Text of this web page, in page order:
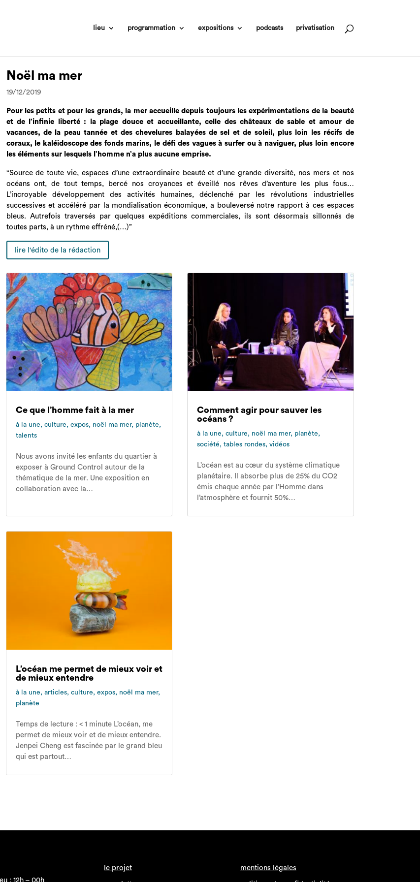
lieu programmation expositions podcasts privatisation
Noël ma mer
19/12/2019
Pour les petits et pour les grands, la mer accueille depuis toujours les expérimentations de la beauté
et de l’infinie liberté : la plage douce et accueillante, celle des châteaux de sable et amour de
vacances, de la peau tannée et des chevelures balayées de sel et de soleil, plus loin les récifs de
coraux, le kaléidoscope des fonds marins, le défi des vagues à surfer ou à naviguer, plus loin encore
les éléments sur lesquels l’homme n’a plus aucune emprise.
“Source de toute vie, espaces d’une extraordinaire beauté et d’une grande diversité, nos mers et nos
océans ont, de tout temps, bercé nos croyances et éveillé nos rêves d’aventure les plus fous…
L’incroyable développement des activités humaines, déclenché par les révolutions industrielles
successives et accéléré par la mondialisation économique, a bouleversé notre rapport à ces espaces
bleus. Autrefois traversés par quelques expéditions commerciales, ils sont désormais sillonnés de
toutes parts, à un rythme effréné,(…)”
lire l'édito de la rédaction
Ce que l’homme fait à la mer
à la une, culture, expos, noël ma mer, planète,
talents
Nous avons invité les enfants du quartier à
exposer à Ground Control autour de la
thématique de la mer. Une exposition en
collaboration avec la…
Comment agir pour sauver les
océans ?
à la une,culture, noël ma mer, planète,
société,tables rondes,vidéos
L’océan est au cœur du système climatique
planétaire. Il absorbe plus de 25% du CO2
émis chaque année par l’Homme dans
l’atmosphère et fournit 50%…
L’océan me permet de mieux voir et
de mieux entendre
à la une, articles, culture, expos, noël ma mer,
planète
Temps de lecture : < 1 minute L’océan, me
permet de mieux voir et de mieux entendre.
Jenpei Cheng est fascinée par le grand bleu
qui est partout…
: 12h – 00h
le projet mentions légales